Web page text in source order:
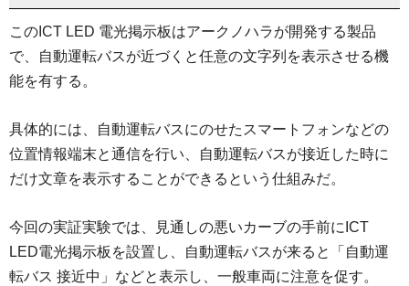
このICT LED 電光掲示板はアークノハラが開発する製品
で、自動運転バスが近づくと任意の文字列を表示させる機
能を有する。
具体的には、自動運転バスにのせたスマートフォンなどの
位置情報端末と通信を行い、自動運転バスが接近した時に
だけ文章を表示することができるという仕組みだ。
今回の実証実験では、見通しの悪いカーブの手前にICT
LED電光掲示板を設置し、自動運転バスが来ると「自動運
転バス 接近中」などと表示し、一般車両に注意を促す。